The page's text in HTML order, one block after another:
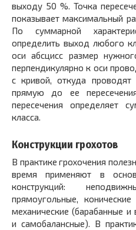
выходу 50 %. Точка
показывает максимальный
По суммарной
определить выход любого
оси абсцисс размер
перпендикулярно к оси
с кривой, откуда проводят
прямую до ее
пересечения определяет
класса.
Конструкции грохотов
В практике грохочения
время применяют в
конструкций:
прямоугольные,
механические (барабанные
и самобалансные). В